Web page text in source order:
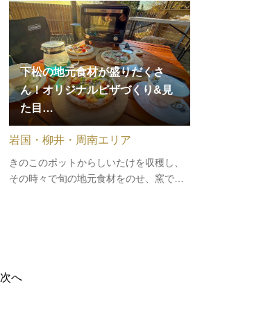
下松の地元食材が盛りだくさ
ん！オリジナルピザづくり&見
た目…
きのこのポットからしいたけを収穫し、
その時々で旬の地元食材をのせ、窯で焼
岩国・柳井・周南エリア
次へ